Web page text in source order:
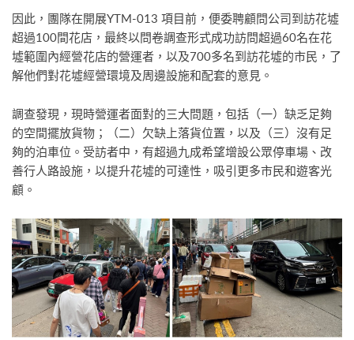
因此，團隊在開展YTM-013 項目前，便委聘顧問公司到訪花墟
超過100間花店，最終以問卷調查形式成功訪問超過60名在花
墟範圍內經營花店的營運者，以及700多名到訪花墟的市民，了
解他們對花墟經營環境及周邊設施和配套的意見。
調查發現，現時營運者面對的三大問題，包括（一）缺乏足夠
的空間擺放貨物；（二）欠缺上落貨位置，以及（三）沒有足
夠的泊車位。受訪者中，有超過九成希望增設公眾停車場、改
善行人路設施，以提升花墟的可達性，吸引更多市民和遊客光
顧。